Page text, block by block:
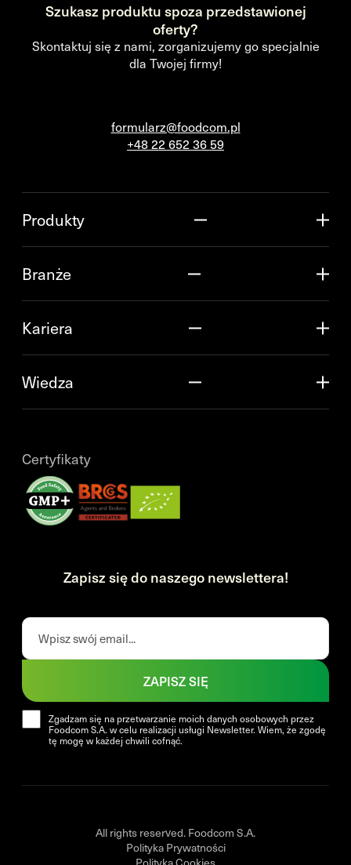
Szukasz produktu spoza przedstawionej
oferty?
Skontaktuj się z nami, zorganizujemy go specjalnie
dla Twojej firmy!
formularz@foodcom.pl
+48 22 652 36 59
Produkty
Branże
Kariera
Wiedza
Certyfikaty
Zapisz się do naszego newslettera!
Zgadzam się na przetwarzanie moich danych osobowych przez
Foodcom S.A. w celu realizacji usługi Newsletter. Wiem, że zgodę
tę mogę w każdej chwili cofnąć.
ZAPISZ SIĘ
All rights reserved. Foodcom S.A.
Polityka Prywatności